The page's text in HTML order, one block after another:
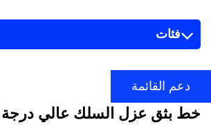
فئات
دعم القائمة
خط بثق عزل السلك عالي درجة